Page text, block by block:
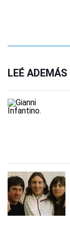
LEÉ ADEMÁS